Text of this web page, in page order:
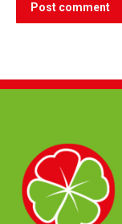
Post comment